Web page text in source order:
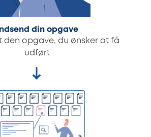
Indsend din opgave
den opgave, du ønsker at få
udført